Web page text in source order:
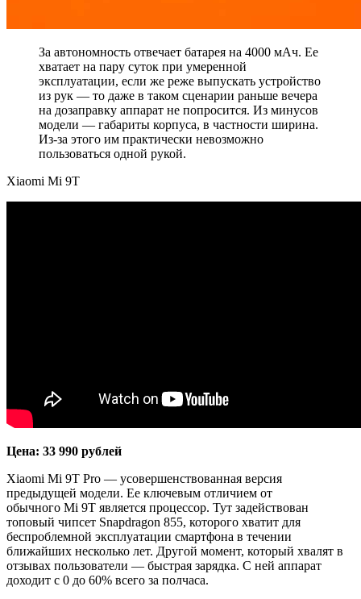
За автономность отвечает батарея на 4000 мАч. Ее
хватает на пару суток при умеренной
эксплуатации, если же реже выпускать устройство
из рук — то даже в таком сценарии раньше вечера
на дозаправку аппарат не попросится. Из минусов
модели — габариты корпуса, в частности ширина.
Из-за этого им практически невозможно
пользоваться одной рукой.
Xiaomi Mi 9T
Цена: 33 990 рублей
Xiaomi Mi 9T Pro — усовершенствованная версия
предыдущей модели. Ее ключевым отличием от
обычного Mi 9T является процессор. Тут задействован
топовый чипсет Snapdragon 855, которого хватит для
беспроблемной эксплуатации смартфона в течении
ближайших несколько лет. Другой момент, который хвалят в
отзывах пользователи — быстрая зарядка. С ней аппарат
доходит с 0 до 60% всего за полчаса.